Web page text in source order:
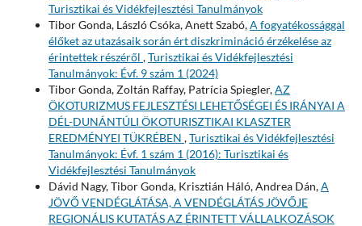
Turisztikai és Vidékfejlesztési Tanulmányok
Tibor Gonda, László Csóka, Anett Szabó,A fogyatékossággal
élőket az utazásaik során ért diszkrimináció érzékelése az
érintettek részéről ,Turisztikai és Vidékfejlesztési
Tanulmányok: Évf. 9 szám 1 (2024)
Tibor Gonda, Zoltán Raffay, Patrícia Spiegler,AZ
ÖKOTURIZMUS FEJLESZTÉSI LEHETŐSÉGEI ÉS IRÁNYAI A
DÉL-DUNÁNTÚLI ÖKOTURISZTIKAI KLASZTER
EREDMÉNYEI TÜKRÉBEN ,Turisztikai és Vidékfejlesztési
Tanulmányok: Évf. 1 szám 1 (2016): Turisztikai és
Vidékfejlesztési Tanulmányok
Dávid Nagy, Tibor Gonda, Krisztián Háló, Andrea Dán,A
JÖVŐ VENDÉGLÁTÁSA, A VENDÉGLÁTÁS JÖVŐJE
REGIONÁLIS KUTATÁS AZ ÉRINTETT VÁLLALKOZÁSOK